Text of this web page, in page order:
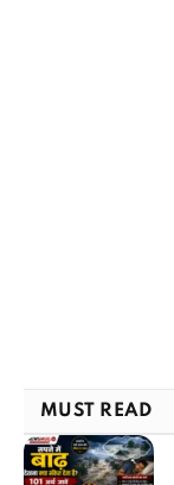
MUST READ